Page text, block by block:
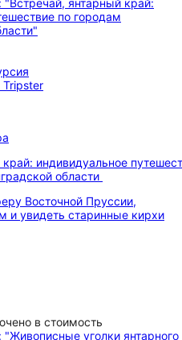
индивидуальное
области
Восточной Пруссии,
и увидеть старинные кирхи
в стоимость